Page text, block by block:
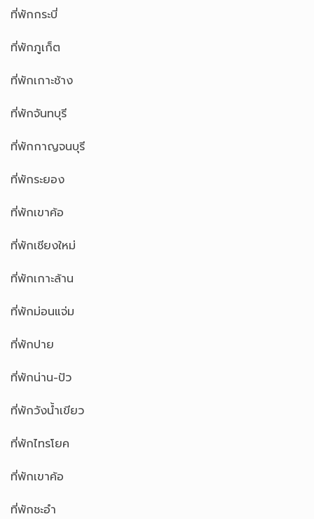
ที่พักกระบี่
ที่พักภูเก็ต
ที่พักเกาะช้าง
ที่พักจันทบุรี
ที่พักกาญจนบุรี
ที่พักระยอง
ที่พักเขาค้อ
ที่พักเชียงใหม่
ที่พักเกาะล้าน
ที่พักม่อนแจ่ม
ที่พักปาย
ที่พักน่าน-ปัว
ที่พักวังน้ำเขียว
ที่พักไทรโยค
ที่พักเขาค้อ
ที่พักชะอำ